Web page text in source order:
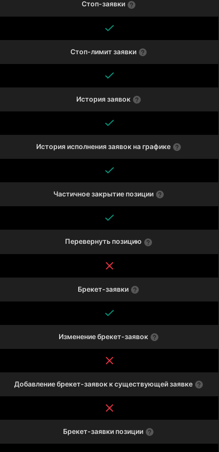
Стоп-заявки
Стоп-лимит заявки
История заявок
История исполнения заявок на графике
Частичное закрытие позиции
Перевернуть позицию
Брекет-заявки
Изменение брекет-заявок
Добавление брекет-заявок к существующей заявке
Брекет-заявки позиции